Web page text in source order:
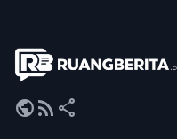
publicrss_feed share